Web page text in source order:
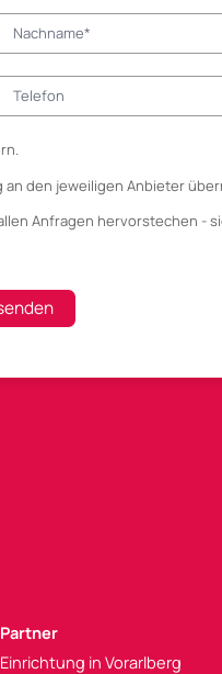
an den jeweiligen Anbieter
Anfragen hervorstechen -
Partner
Einrichtung in Vorarlberg